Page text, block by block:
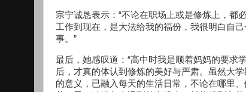
宗宁诚恳表示：“不论在职场上或是修炼上，都
工作到现在，是大法给我的福份，我很明白自
事。”
最后，她感叹道：“高中时我是顺着妈妈的要求
后，才真的体认到修炼的美好与严肃。虽然大
的意义，已融入每天的生活日常，不论在哪里